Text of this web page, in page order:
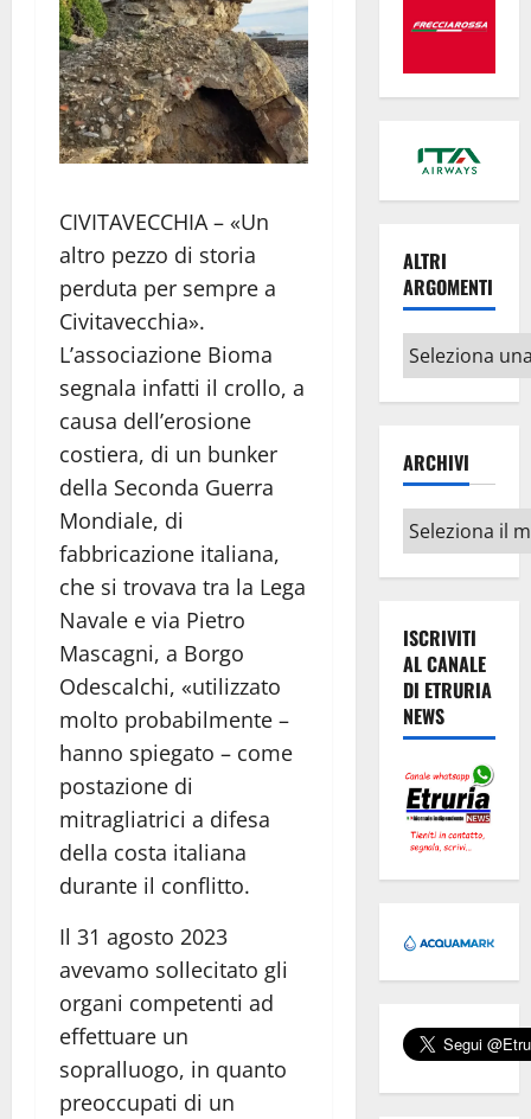
CIVITAVECCHIA – «Un
altro pezzo di storia
perduta per sempre a
Civitavecchia».
L’associazione Bioma
segnala infatti il crollo, a
causa dell’erosione
costiera, di un bunker
della Seconda Guerra
Mondiale, di
fabbricazione italiana,
che si trovava tra la Lega
Navale e via Pietro
Mascagni, a Borgo
Odescalchi, «utilizzato
molto probabilmente –
hanno spiegato – come
postazione di
mitragliatrici a difesa
della costa italiana
durante il conflitto.
Il 31 agosto 2023
avevamo sollecitato gli
organi competenti ad
effettuare un
sopralluogo, in quanto
preoccupati di un
ALTRI
ARGOMENTI
Altri
argomenti
ARCHIVI
Archivi
ISCRIVITI
AL CANALE
DI ETRURIA
NEWS